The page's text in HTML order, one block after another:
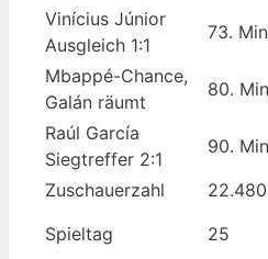
Vinícius Júnior
Ausgleich 1:1
73.
Mbappé-Chance,
Galán räumt
80.
Raúl García
Siegtreffer 2:1
90.
Zuschauerzahl
22.480
Spieltag
25